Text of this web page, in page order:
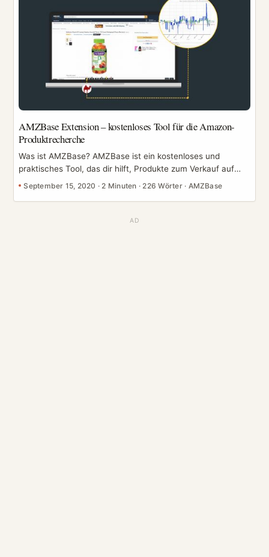
gesamten Workflow auf wenige Klicks reduziert – lade die
Assets herunter, die du brauchst, halte sie organisiert und
exportiere URLs für Tracking oder Zusammenarbeit. ...
AMZBase Extension – kostenloses Tool für die Amazon-
Produktrecherche
Was ist AMZBase? AMZBase ist ein kostenloses und
praktisches Tool, das dir hilft, Produkte zum Verkauf auf
Amazon zu finden. Verkäufer können damit schnell die
ASIN-Nummer und die Titelbeschreibung von Amazon-
auf die Suchmaschinen von CamelCamelCamel, Alibaba,
September 15, 2020 · 2 Minuten · 226 Wörter· AMZBase